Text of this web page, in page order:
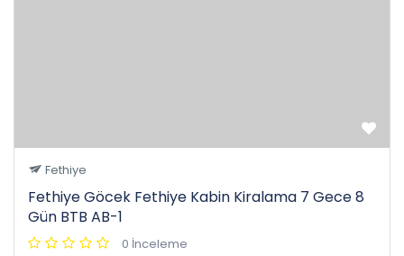
Fethiye
Fethiye Göcek Fethiye Kabin Kiralama 7 Gece 8
Gün BTB AB-1
0 İnceleme